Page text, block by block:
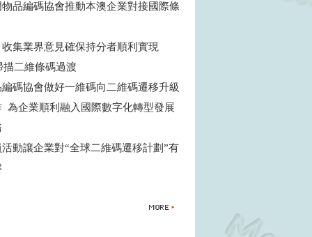
品編碼協會推動本澳企業對接國際條
集業界意見確保持分者順利實現
描二維條碼過渡
碼協會做好一維碼向二維碼遷移升級
為企業順利融入國際數字化轉型發展
動讓企業對“全球二維碼遷移計劃”有